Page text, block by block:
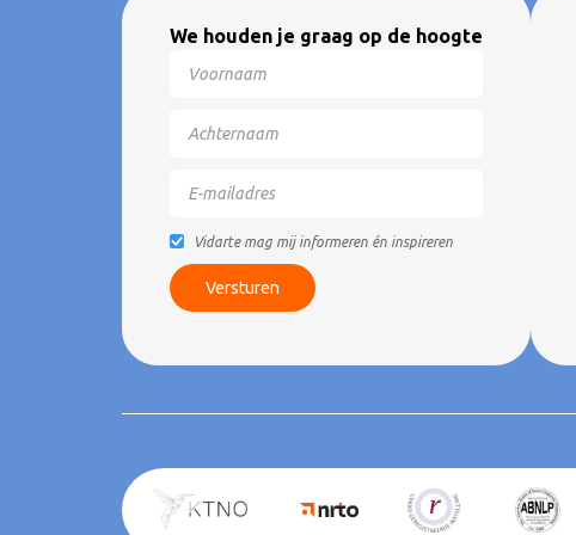
We houden je graag op de hoogte
Vidarte mag mij informeren én inspireren